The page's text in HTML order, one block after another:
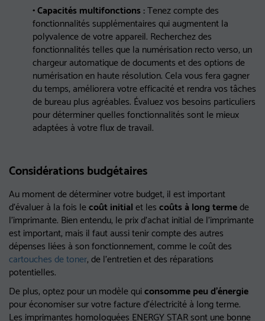
• Capacités multifonctions :Tenez compte des
fonctionnalités supplémentaires qui augmentent la
polyvalence de votre appareil. Recherchez des
fonctionnalités telles que la numérisation recto verso, un
chargeur automatique de documents et des options de
numérisation en haute résolution. Cela vous fera gagner
du temps, améliorera votre efficacité et rendra vos tâches
de bureau plus agréables. Évaluez vos besoins particuliers
pour déterminer quelles fonctionnalités sont le mieux
adaptées à votre flux de travail.
Considérations budgétaires
Au moment de déterminer votre budget, il est important
d'évaluer à la fois lecoût initialet lescoûts à long termede
l'imprimante. Bien entendu, le prix d'achat initial de l'imprimante
est important, mais il faut aussi tenir compte des autres
dépenses liées à son fonctionnement, comme le coût des
cartouches de toner, de l'entretien et des réparations
potentielles.
De plus, optez pour un modèle quiconsomme peu d'énergie
pour économiser sur votre facture d'électricité à long terme.
Les imprimantes homologuées ENERGY STAR sont une bonne